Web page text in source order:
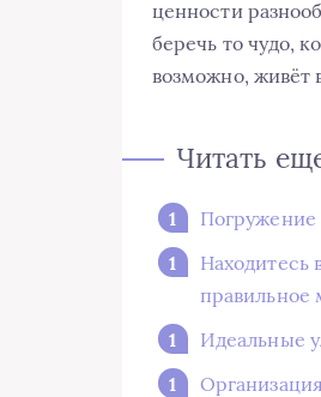
ценности
беречь то чудо,
возможно, живёт
Читать
Погружение
Находитесь
правильное
Идеальные